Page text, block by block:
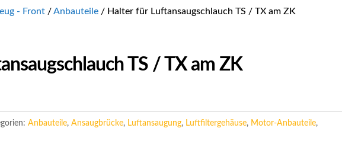
- Front /Anbauteile / Halter für Luftansaugschlauch TS / TX am ZK
TS / TX am ZK
Anbauteile,Ansaugbrücke, Luftansaugung, Luftfiltergehäuse, Motor-Anbauteile,